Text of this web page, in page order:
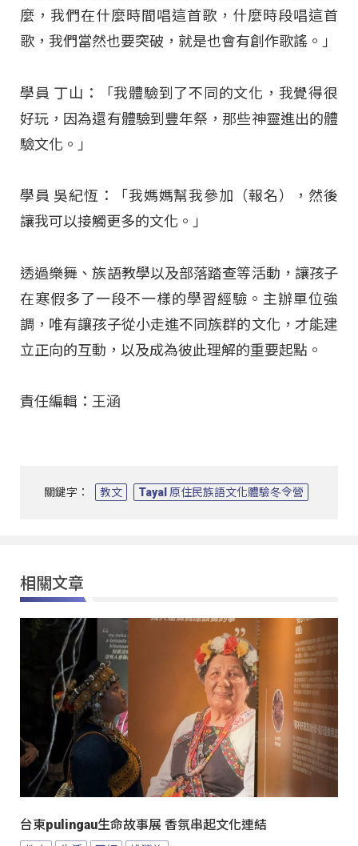
麼，我們在什麼時間唱這首歌，什麼時段唱這首
歌，我們當然也要突破，就是也會有創作歌謠。」
學員 丁山：「我體驗到了不同的文化，我覺得很
好玩，因為還有體驗到豐年祭，那些神靈進出的體
驗文化。」
學員 吳紀恆：「我媽媽幫我參加（報名），然後
讓我可以接觸更多的文化。」
透過樂舞、族語教學以及部落踏查等活動，讓孩子
在寒假多了一段不一樣的學習經驗。主辦單位強
調，唯有讓孩子從小走進不同族群的文化，才能建
立正向的互動，以及成為彼此理解的重要起點。
責任編輯：王涵
關鍵字： 教文 Tayal 原住民族語文化體驗冬令營
相關文章
台東pulingau生命故事展 香氛串起文化連結